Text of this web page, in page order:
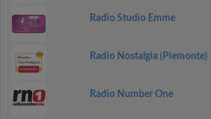
Radio Studio Emme
Radio Nostalgia (Piemonte)
Radio Number One